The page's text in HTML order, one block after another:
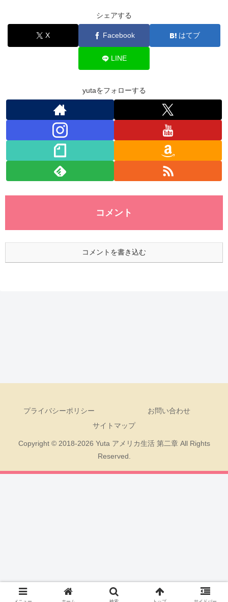
e
b
er
e
dI
at
s
A
p
p
ck
et
シェアする
X Facebook はてブ
LINE
yutaをフォローする
コメント
コメントを書き込む
プライバシーポリシー
お問い合わせ
サイトマップ
Copyright © 2018-2026 Yuta アメリカ生活 第二章 All Rights
Reserved.